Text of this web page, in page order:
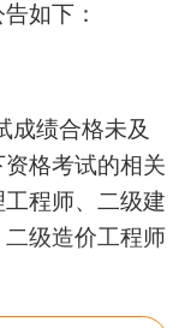
如下：
成绩合格未及
格考试的相关
程师、二级建
级造价工程师